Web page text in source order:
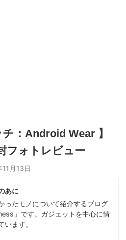
：Android Wear 】
フォトレビュー
月13日
あに
ったモノについて紹介するブログ
」です。ガジェットを中心に情
います。